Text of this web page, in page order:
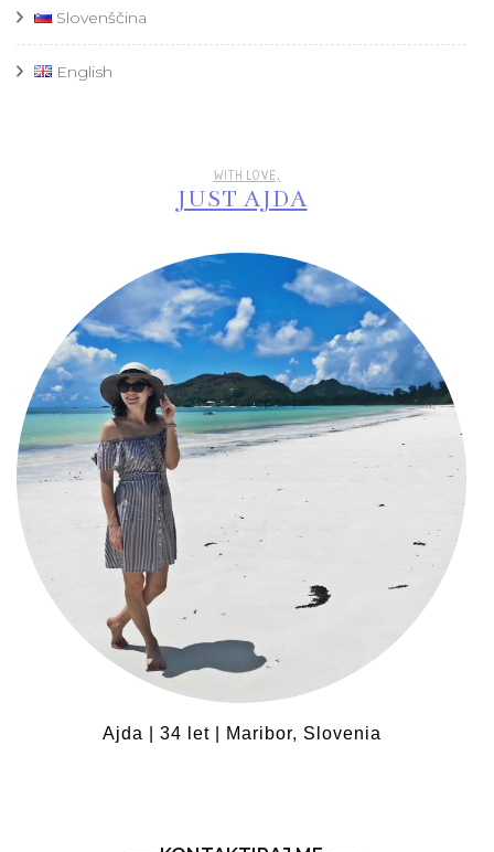
Slovenščina
English
WITH LOVE,
JUST AJDA
Ajda | 34 let | Maribor, Slovenia